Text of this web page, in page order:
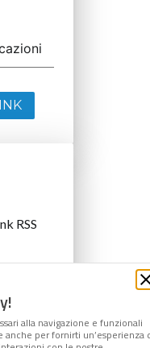
alla navigazione e funzionali
per fornirti un’esperienza
RSS